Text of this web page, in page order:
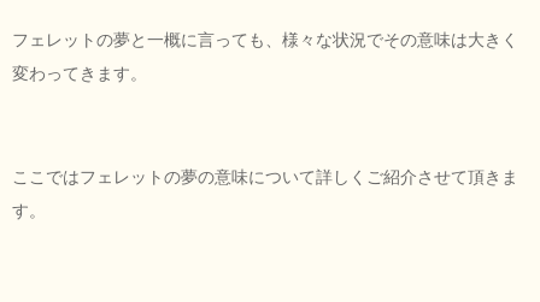
フェレットの夢と一概に言っても、様々な状況でその意味は大きく
変わってきます。
ここではフェレットの夢の意味について詳しくご紹介させて頂きま
す。